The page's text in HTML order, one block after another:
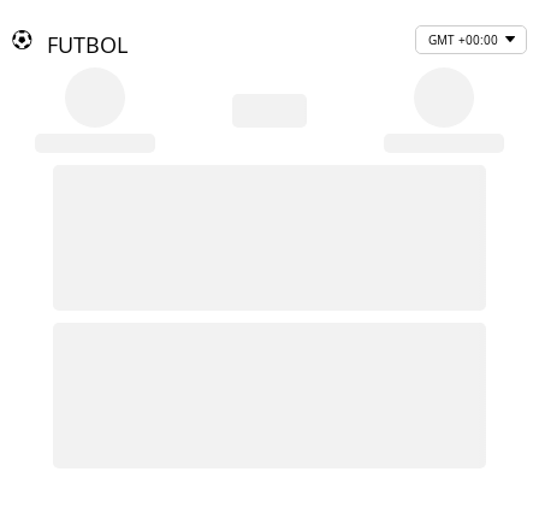
FUTBOL GMT +00:00